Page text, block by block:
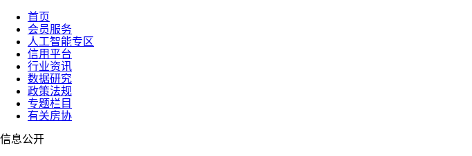
首页
会员服务
人工智能专区
信用平台
行业资讯
数据研究
政策法规
专题栏目
有关房协
信息公开